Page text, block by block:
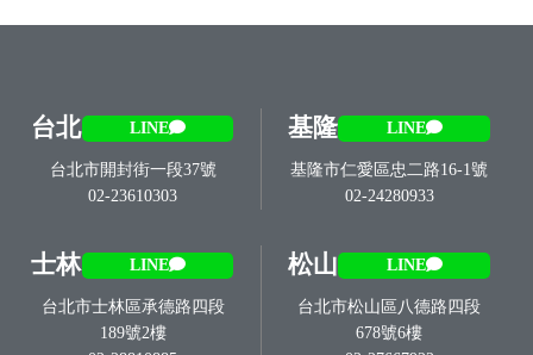
台北 LINE
台北市開封街一段37號
02-23610303
基隆 LINE
基隆市仁愛區忠二路16-1號
02-24280933
士林 LINE
台北市士林區承德路四段
189號2樓
松山 LINE
台北市松山區八德路四段
678號6樓